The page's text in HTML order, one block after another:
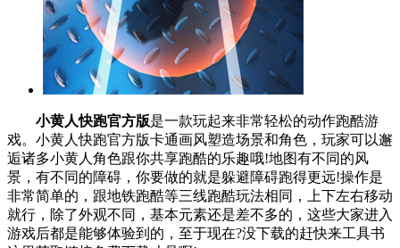
小黄人快跑官方版是一款玩起来非常轻松的动作跑酷游
戏。小黄人快跑官方版卡通画风塑造场景和角色，玩家可以邂
逅诸多小黄人角色跟你共享跑酷的乐趣哦!地图有不同的风
景，有不同的障碍，你要做的就是躲避障碍跑得更远!操作是
非常简单的，跟地铁跑酷等三线跑酷玩法相同，上下左右移动
就行，除了外观不同，基本元素还是差不多的，这些大家进入
游戏后都是能够体验到的，至于现在?没下载的赶快来工具书